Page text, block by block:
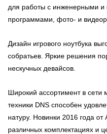
для работы с инженерными и
программами, фото- и
Дизайн игрового ноутбука
собратьев. Яркие решения
нескучных девайсов.
Широкий ассортимент в сети
техники DNS способен
натуру. Новинки 2016 года от
различных комплектациях и